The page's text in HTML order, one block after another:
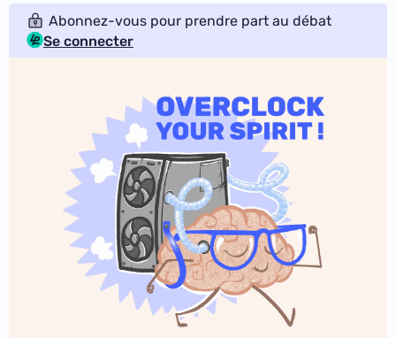
Abonnez-vous pour prendre part au débat
Se connecter